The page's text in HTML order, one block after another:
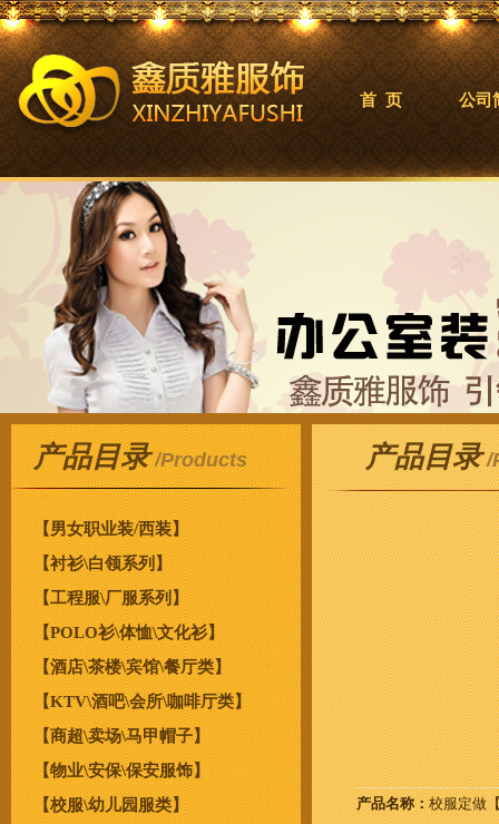
首 页 公司
产品目录 /Products
【男女职业装/西装】
【衬衫\白领系列】
【工程服\厂服系列】
【POLO衫\体恤\文化衫】
【酒店\茶楼\宾馆\餐厅类】
【KTV\酒吧\会所\咖啡厅类】
【商超\卖场\马甲帽子】
【物业\安保\保安服饰】
【校服\幼儿园服类】
产品目录 /
产品名称：校服定做